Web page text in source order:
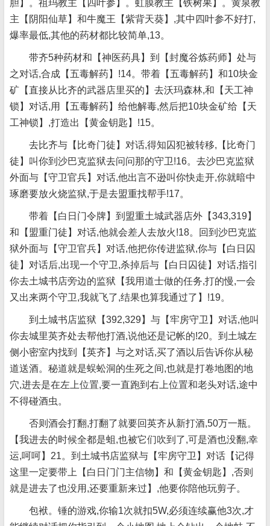
胆】。祖玛教主【四叶参】。虹膜教主【铁树果】。黄泉教
主【阴阳仙草】和牛魔王【紫背天葵】,其中四叶参不好打,
爆率最低,其他的药材都比较简单,13。
带齐5种药材和【神医药具】到【封魔谷炼药师】处与
之对话,合成【五毒解药】!14。带着【五毒解药】和10块金
矿【直接从比齐的武器店里买的】去沃玛森林,和【天工神
锁】对话,用【五毒解药】给他解毒,然后把10块金矿给【天
工神锁】,打造出【黄金钥匙】!15。
去比齐与【比奇门徒】对话,得知囚犯被转移,【比奇门
徒】叫你到沙巴克监狱去问问那的守卫!16。去沙巴克监狱
外面与【守卫官兵】对话,他出言不逊叫你快走开,你就暗中
琢磨要放火烧监狱,于是去盟重找帮手!17。
带着【白日门令牌】到盟重土城武器店外【343,319】
和【盟重门徒】对话,他就会差人去放火!18。回到沙巴克监
狱外面与【守卫官兵】对话,他把你传进监狱,你与【白日囚
徒】对话后,出现一个守卫,杀掉后与【白日囚徒】对话,指引
你去土城书店旁边的监狱【我用道士做的任务,打的慢,一会
又出来两个守卫,我就飞了,结果也算我通过了】!19。
到土城书店监狱【392,329】与【牢房守卫】对话,他叫
你去城里英齐处去帮他打酒,说他还是记帐的!20。到土城左
侧小密室内找到【英齐】与之对话,买了酒以后告诉你从秘
道送酒。秘道就是蜈蚣洞的生死之间,也就是打卷地图的地
穴,进去是在左上位置,要一直跑到右上位置和老头对话,途中
不得碰酒虫。
否则酒会打翻,打翻了就要回英齐从新打酒,50万一瓶。
【我进去的时候全都是蛆,也被它们吹到了,可是酒也没翻,幸
运,呵呵】21。到土城书店监狱与【牢房守卫】对话【记得
这里一定要带上【白日门门主信物】和【黄金钥匙】,否则
就是进去了也没用,还要重新来过】,他要你陪他玩剪子。
包袱。锤的游戏,你输1次就扣5W,必须连续赢他3次,才